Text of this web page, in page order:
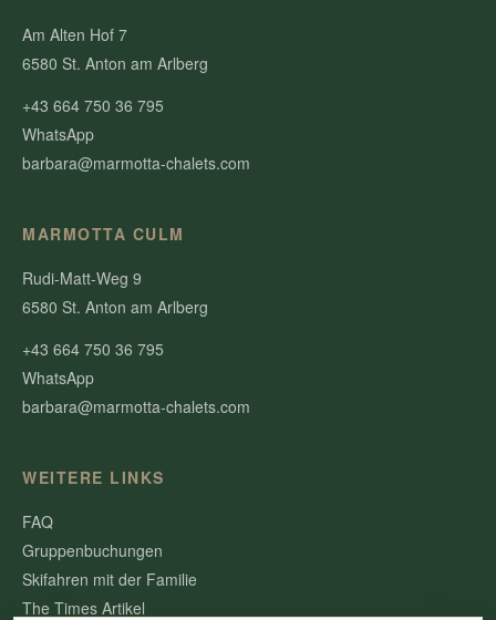
Am Alten Hof 7
6580 St. Anton am Arlberg
+43 664 750 36 795
WhatsApp
barbara@marmotta-chalets.com
MARMOTTA CULM
Rudi-Matt-Weg 9
6580 St. Anton am Arlberg
+43 664 750 36 795
WhatsApp
barbara@marmotta-chalets.com
WEITERE LINKS
FAQ
Gruppenbuchungen
Skifahren mit der Familie
The Times Artikel